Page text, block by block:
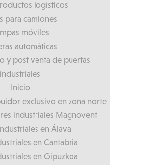
logísticos
para camiones
móviles
automáticas
y post venta de puertas
industriales
Inicio
exclusivo en zona norte
industriales Magnovent
en Álava
en Cantabria
en Gipuzkoa